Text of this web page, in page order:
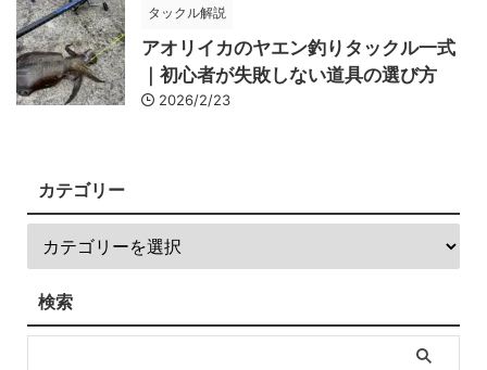
タックル解説
アオリイカのヤエン釣りタックル一式
｜初心者が失敗しない道具の選び方
2026/2/23
カテゴリー
検索